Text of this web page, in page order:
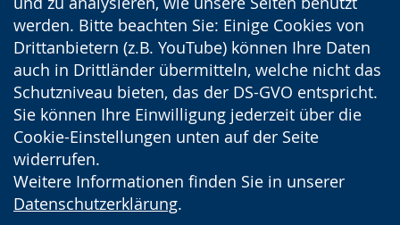
werden. Bitte beachten Sie: Einige Cookies von
Drittanbietern (z.B. YouTube) können Ihre Daten
auch in Drittländer übermitteln, welche nicht das
Schutzniveau bieten, das der DS-GVO entspricht.
Sie können Ihre Einwilligung jederzeit über die
Cookie-Einstellungen unten auf der Seite
widerrufen.
Weitere Informationen finden Sie in unserer
Datenschutzerklärung.